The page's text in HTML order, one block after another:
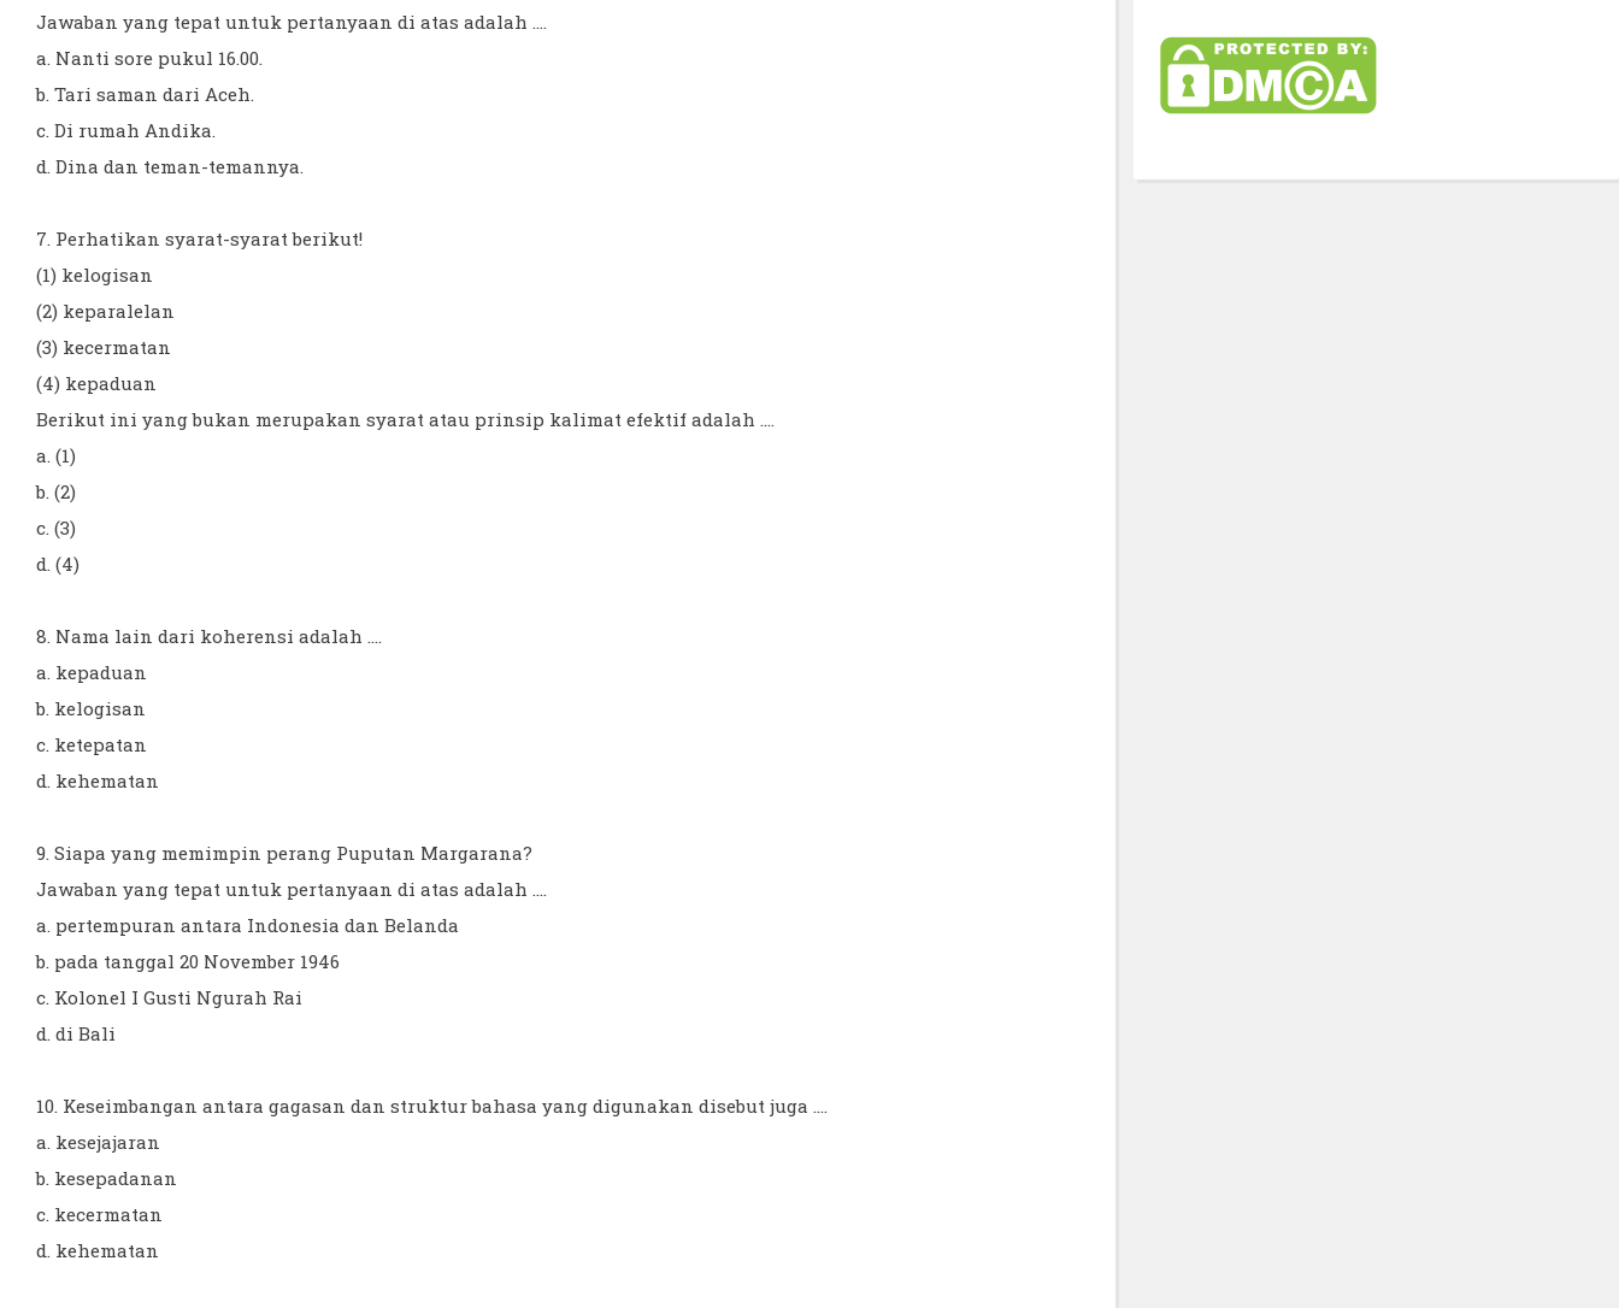
Jawaban yang tepat untuk pertanyaan di atas adalah ....
a. Nanti sore pukul 16.00.
b. Tari saman dari Aceh.
c. Di rumah Andika.
d. Dina dan teman-temannya.
7. Perhatikan syarat-syarat berikut!
(1) kelogisan
(2) keparalelan
(3) kecermatan
(4) kepaduan
Berikut ini yang bukan merupakan syarat atau prinsip kalimat efektif adalah ....
a. (1)
b. (2)
c. (3)
d. (4)
8. Nama lain dari koherensi adalah ....
a. kepaduan
b. kelogisan
c. ketepatan
d. kehematan
9. Siapa yang memimpin perang Puputan Margarana?
Jawaban yang tepat untuk pertanyaan di atas adalah ....
a. pertempuran antara Indonesia dan Belanda
b. pada tanggal 20 November 1946
c. Kolonel I Gusti Ngurah Rai
d. di Bali
10. Keseimbangan antara gagasan dan struktur bahasa yang digunakan disebut juga ....
a. kesejajaran
b. kesepadanan
c. kecermatan
d. kehematan